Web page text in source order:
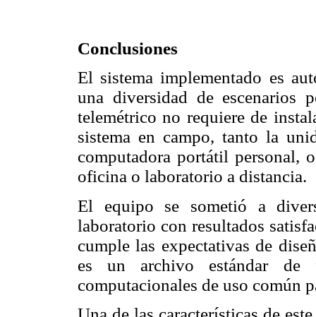
Conclusiones
El sistema implementado es
una diversidad de escenarios
telemétrico no requiere de
sistema en campo, tanto la
computadora portátil personal,
oficina o laboratorio a distancia.
El equipo se sometió a
laboratorio con resultados
cumple las expectativas de
es un archivo estándar de
computacionales de uso común